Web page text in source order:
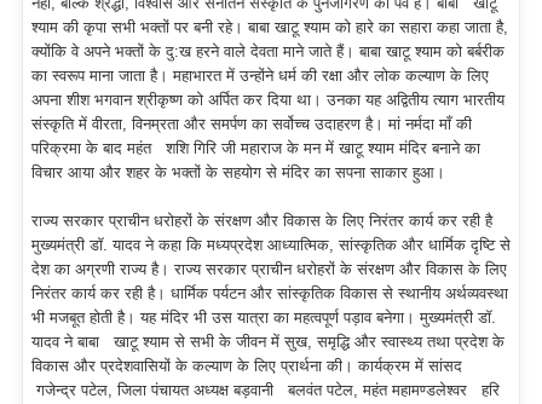
श्याम की कृपा सभी भक्तों पर बनी रहे। बाबा खाटू श्याम को हारे का सहारा कहा जाता है,
क्योंकि वे अपने भक्तों के दु:ख हरने वाले देवता माने जाते हैं। बाबा खाटू श्याम को बर्बरीक
का स्वरूप माना जाता है। महाभारत में उन्होंने धर्म की रक्षा और लोक कल्याण के लिए
अपना शीश भगवान श्रीकृष्ण को अर्पित कर दिया था। उनका यह अद्वितीय त्याग भारतीय
संस्कृति में वीरता, विनम्रता और समर्पण का सर्वोच्च उदाहरण है। मां नर्मदा माँ की
परिक्रमा के बाद महंत शशि गिरि जी महाराज के मन में खाटू श्याम मंदिर बनाने का
विचार आया और शहर के भक्तों के सहयोग से मंदिर का सपना साकार हुआ।
राज्य सरकार प्राचीन धरोहरों के संरक्षण और विकास के लिए निरंतर कार्य कर रही है
मुख्यमंत्री डॉ. यादव ने कहा कि मध्यप्रदेश आध्यात्मिक, सांस्कृतिक और धार्मिक दृष्टि से
देश का अग्रणी राज्य है। राज्य सरकार प्राचीन धरोहरों के संरक्षण और विकास के लिए
निरंतर कार्य कर रही है। धार्मिक पर्यटन और सांस्कृतिक विकास से स्थानीय अर्थव्यवस्था
भी मजबूत होती है। यह मंदिर भी उस यात्रा का महत्वपूर्ण पड़ाव बनेगा। मुख्यमंत्री डॉ.
यादव ने बाबा खाटू श्याम से सभी के जीवन में सुख, समृद्धि और स्वास्थ्य तथा प्रदेश के
विकास और प्रदेशवासियों के कल्याण के लिए प्रार्थना की। कार्यक्रम में सांसद
गजेन्द्र पटेल, जिला पंचायत अध्यक्ष बड़वानी बलवंत पटेल, महंत महामण्डलेश्वर हरि